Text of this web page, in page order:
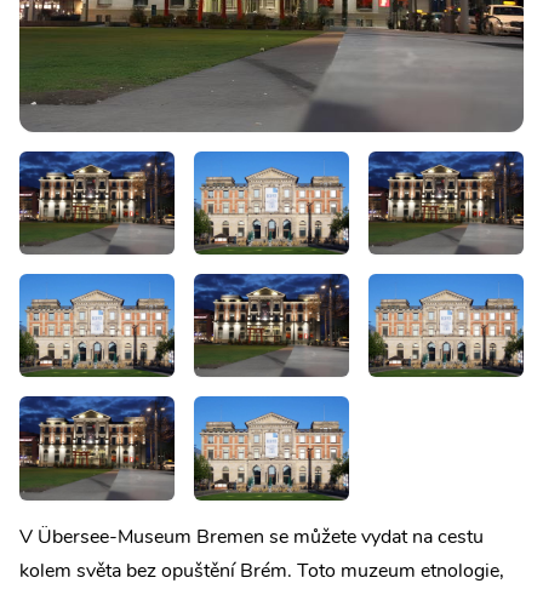
V Übersee-Museum Bremen se můžete vydat na cestu
kolem světa bez opuštění Brém. Toto muzeum etnologie,